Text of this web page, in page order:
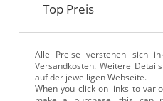
Top Preis
Alle Preise verstehen sich
Versandkosten. Weitere
auf der jeweiligen Webseite.